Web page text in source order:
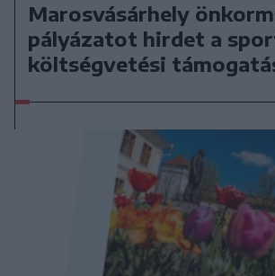
Marosvásárhely
pályázatot hirdet a
költségvetési